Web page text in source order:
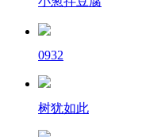
0932
树犹如此